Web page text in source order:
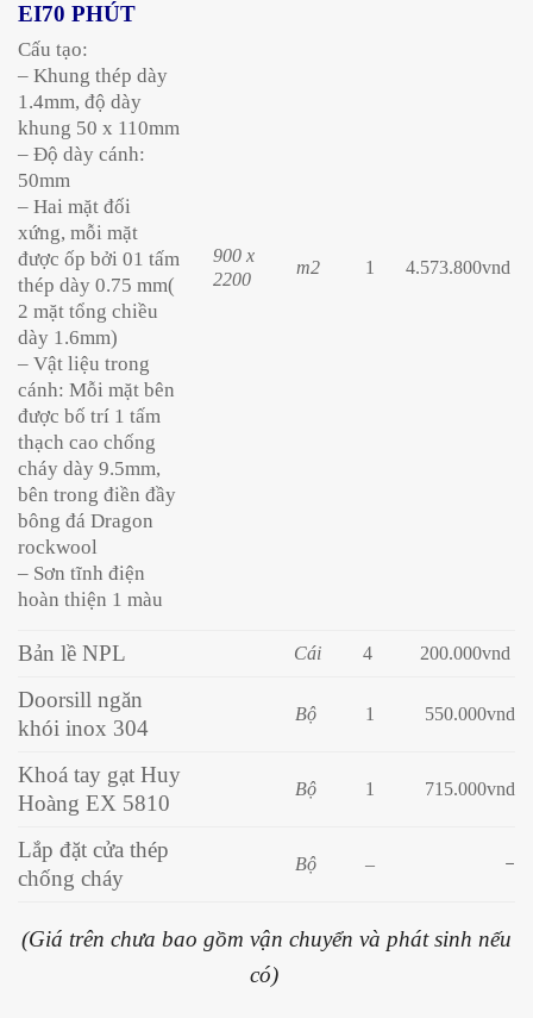
EI70 PHÚT
Cấu tạo:
– Khung thép dày
1.4mm, độ dày
khung 50 x 110mm
– Độ dày cánh:
50mm
– Hai mặt đối
xứng, mỗi mặt
được ốp bởi 01 tấm
thép dày 0.75 mm(
2 mặt tổng chiều
dày 1.6mm)
– Vật liệu trong
cánh: Mỗi mặt bên
được bố trí 1 tấm
thạch cao chống
cháy dày 9.5mm,
bên trong điền đầy
bông đá Dragon
rockwool
– Sơn tĩnh điện
hoàn thiện 1 màu
900 x
2200
m2 1 4.573.800vnd
Bản lề NPL Cái 4 200.000vnd
Doorsill ngăn
khói inox 304
Bộ 1 550.000vnd
Khoá tay gạt Huy
Hoàng EX 5810
Bộ 1 715.000vnd
Lắp đặt cửa thép
chống cháy
Bộ – –
(Giá trên chưa bao gồm vận chuyển và phát sinh nếu
có)